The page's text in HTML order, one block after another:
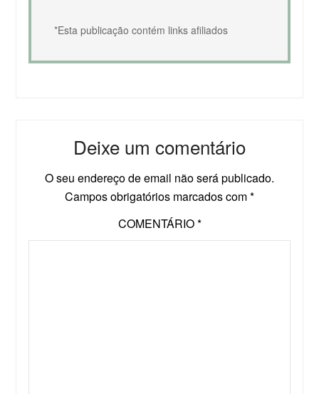
*Esta publicação contém links afiliados
Deixe um comentário
O seu endereço de email não será publicado.
Campos obrigatórios marcados com*
COMENTÁRIO*